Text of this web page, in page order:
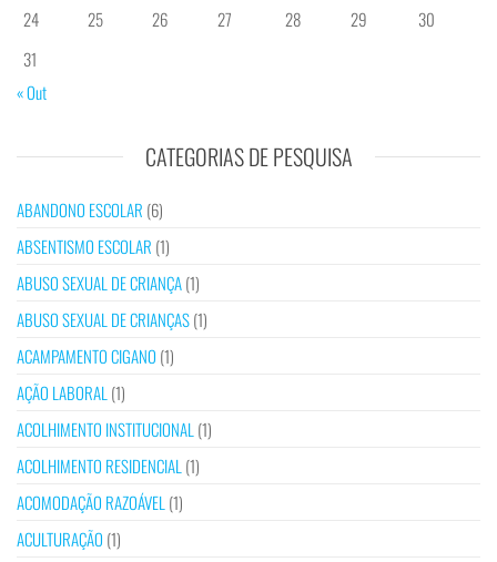
24
25 26 27 28 29
30
31
« Out
CATEGORIAS DE PESQUISA
ABANDONO ESCOLAR (6)
ABSENTISMO ESCOLAR (1)
ABUSO SEXUAL DE CRIANÇA(1)
ABUSO SEXUAL DE CRIANÇAS(1)
ACAMPAMENTO CIGANO (1)
AÇÃO LABORAL (1)
ACOLHIMENTO INSTITUCIONAL (1)
ACOLHIMENTO RESIDENCIAL (1)
ACOMODAÇÃO RAZOÁVEL (1)
ACULTURAÇÃO (1)